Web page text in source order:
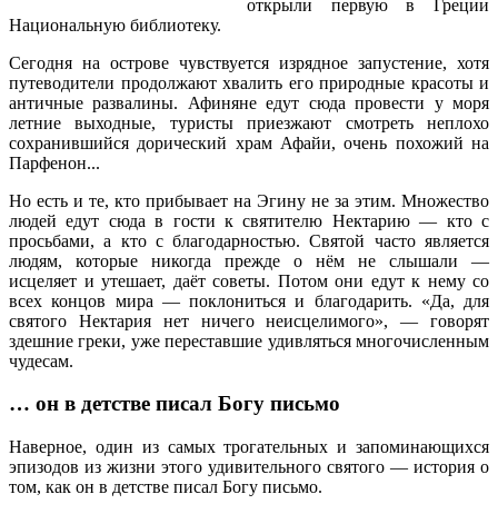
открыли первую в Греции
Национальную библиотеку.
Сегодня на острове чувствуется изрядное запустение, хотя
путеводители продолжают хвалить его природные красоты и
античные развалины. Афиняне едут сюда провести у моря
летние выходные, туристы приезжают смотреть неплохо
сохранившийся дорический храм Афайи, очень похожий на
Парфенон...
Но есть и те, кто прибывает на Эгину не за этим. Множество
людей едут сюда в гости к святителю Нектарию — кто с
просьбами, а кто с благодарностью. Святой часто является
людям, которые никогда прежде о нём не слышали —
исцеляет и утешает, даёт советы. Потом они едут к нему со
всех концов мира — поклониться и благодарить. «Да, для
святого Нектария нет ничего неисцелимого», — говорят
здешние греки, уже переставшие удивляться многочисленным
чудесам.
… он в детстве писал Богу письмо
Наверное, один из самых трогательных и запоминающихся
эпизодов из жизни этого удивительного святого — история о
том, как он в детстве писал Богу письмо.